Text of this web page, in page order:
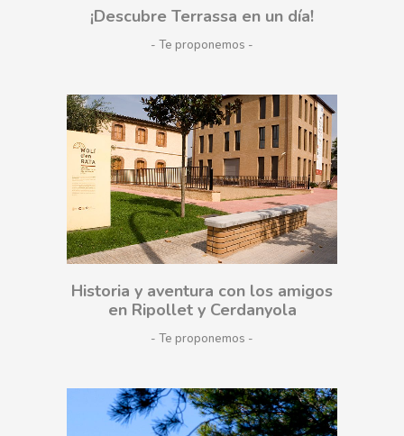
¡Descubre Terrassa en un día!
- Te proponemos
Historia y aventura con los amigos
en Ripollet y Cerdanyola
- Te proponemos